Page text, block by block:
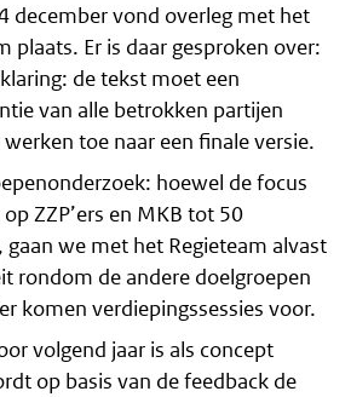
december vond overleg met het
plaats. Er is daar gesproken over:
de tekst moet een
van alle betrokken partijen
toe naar een finale versie.
hoewel de focus
ZZP’ers en MKB tot 50
gaan we met het Regieteam alvast
rondom de andere doelgroepen
komen verdiepingssessies voor.
volgend jaar is als concept
op basis van de feedback de